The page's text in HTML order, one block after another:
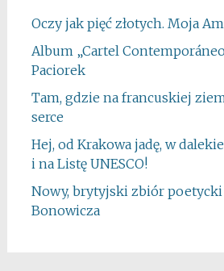
Oczy jak pięć złotych. Moja
Album „Cartel
Paciorek
Tam, gdzie na francuskiej
serce
Hej, od Krakowa jadę, w
i na Listę UNESCO!
Nowy, brytyjski zbiór poetycki
Bonowicza